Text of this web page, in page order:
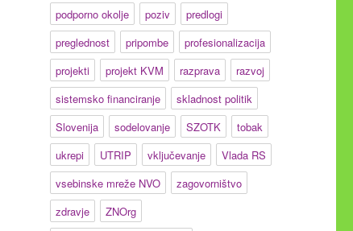
podporno okolje
poziv
predlogi
preglednost
pripombe
profesionalizacija
projekti
projekt KVM razprava
razvoj
sistemsko financiranje
skladnost politik
Slovenija
sodelovanje SZOTK
tobak
ukrepi
UTRIP vključevanje
Vlada RS
vsebinske mreže NVO
zagovorništvo
zdravje
ZNOrg